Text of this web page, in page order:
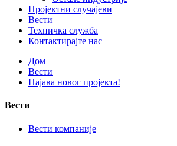
Пројектни случајеви
Вести
Техничка служба
Контактирајте нас
Дом
Вести
Најава новог пројекта!
Вести
Вести компаније